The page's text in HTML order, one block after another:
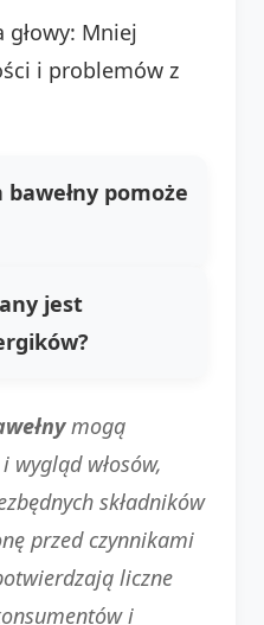
głowy: Mniej
i problemów z
bawełny pomoże
jest
mogą
wygląd włosów,
składników
przed czynnikami
liczne
i